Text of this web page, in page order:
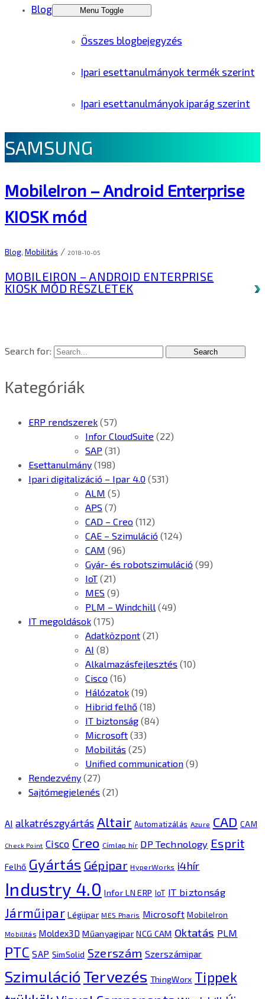
Blog Menu Toggle
Összes blogbejegyzés
Ipari esettanulmányok termék szerint
Ipari esettanulmányok iparág szerint
SAMSUNG
MobileIron – Android Enterprise
KIOSK mód
Blog, Mobilitás / 2018-10-05
MOBILEIRON – ANDROID ENTERPRISE
KIOSK MÓD RÉSZLETEK
Search for:
Kategóriák
ERP rendszerek (57)
Infor CloudSuite (22)
SAP (31)
Esettanulmány (198)
Ipari digitalizáció – Ipar 4.0 (531)
ALM (5)
APS (7)
CAD – Creo (112)
CAE – Szimuláció (124)
CAM (96)
Gyár- és robotszimuláció (99)
IoT (21)
MES (9)
PLM – Windchill (49)
IT megoldások (175)
Adatközpont (21)
AI (8)
Alkalmazásfejlesztés (10)
Cisco (16)
Hálózatok (19)
Hibrid felhő (18)
IT biztonság (84)
Microsoft (33)
Mobilitás (25)
Unified communication (9)
Rendezvény (27)
Sajtómegjelenés (21)
AI alkatrészgyártás Altair Automatizálás Azure CAD CAM
Check Point Cisco Creo Címlap hír DP Technology Esprit
Felhő Gyártás Gépipar HyperWorks i4hír
Industry 4.0 Infor LN ERP IoT IT biztonság
Járműipar Légiipar MES Pharis Microsoft MobileIron
Mobilitás Moldex3D Műanyagipar NCG CAM Oktatás PLM
PTC SAP SimSolid Szerszám Szerszámipar
Szimuláció Tervezés ThingWorx Tippek